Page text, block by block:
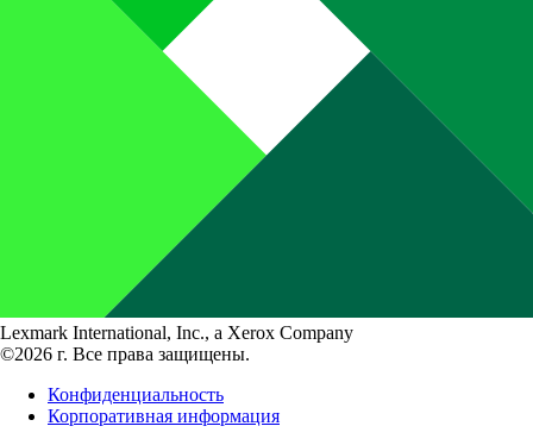
Lexmark International, Inc., a Xerox Company
©2026 г. Все права защищены.
Конфиденциальность
Корпоративная информация